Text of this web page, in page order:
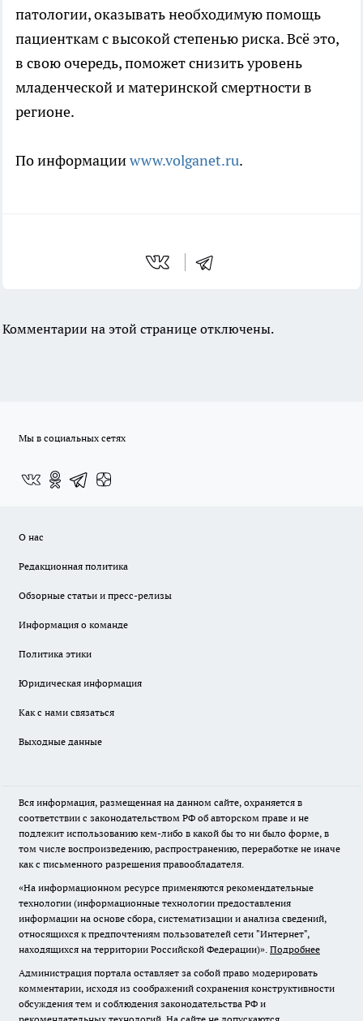
патологии, оказывать необходимую помощь
пациенткам с высокой степенью риска. Всё это,
в свою очередь, поможет снизить уровень
младенческой и материнской смертности в
регионе.
По информацииwww.volganet.ru.
Комментарии на этой странице отключены.
Мы в социальных сетях
О нас
Редакционная политика
Обзорные статьи и пресс-релизы
Информация о команде
Политика этики
Юридическая информация
Как с нами связаться
Выходные данные
Вся информация, размещенная на данном сайте, охраняется в
соответствии с законодательством РФ об авторском праве и не
подлежит использованию кем-либо в какой бы то ни было форме, в
том числе воспроизведению, распространению, переработке не иначе
как с письменного разрешения правообладателя.
«На информационном ресурсе применяются рекомендательные
технологии (информационные технологии предоставления
информации на основе сбора, систематизации и анализа сведений,
относящихся к предпочтениям пользователей сети "Интернет",
находящихся на территории Российской Федерации)». Подробнее
Администрация портала оставляет за собой право модерировать
комментарии, исходя из соображений сохранения конструктивности
обсуждения тем и соблюдения законодательства РФ и